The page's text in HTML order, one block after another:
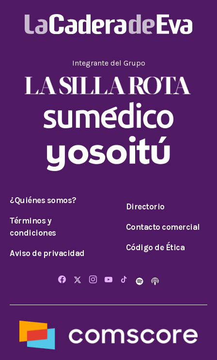
Integrante del Grupo
¿Quiénes somos?
Términos y
condiciones
Aviso de privacidad
Directorio
Contacto comercial
Código de Ética